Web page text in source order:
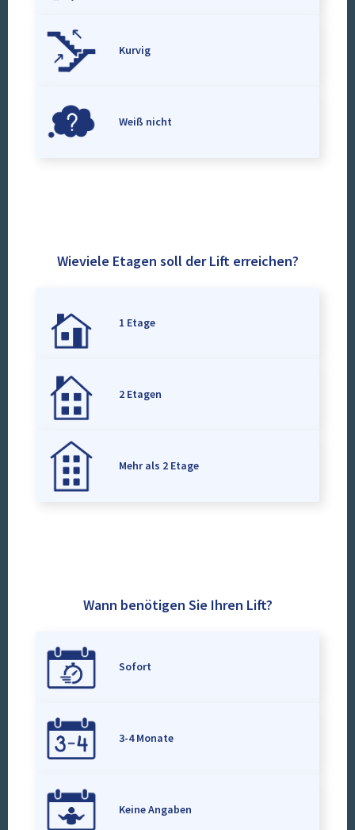
Kurvig
Weiß nicht
Wieviele Etagen soll der Lift erreichen?
1 Etage
2 Etagen
Mehr als 2 Etage
Wann benötigen Sie Ihren Lift?
Sofort
3-4 Monate
Keine Angaben